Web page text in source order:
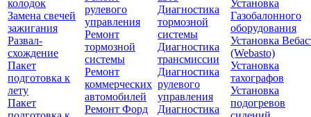
колодок
Замена свечей
зажигания
Развал-
схождение
Пакет
подготовка к
лету
Пакет
рулевого
управления
Ремонт
тормозной
системы
Ремонт
коммерческих
автомобилей
Ремонт Форд
Диагностика
тормозной
системы
Диагностика
трансмиссии
Диагностика
рулевого
управления
Диагностика
Установка
Газобалонного
оборудования
Установка
(Webasto)
Установка
тахографов
Установка
подогревов